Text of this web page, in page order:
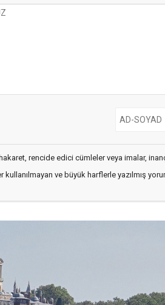
rencide edici cümleler veya imalar,
kullanılmayan ve büyük harflerle yazılmış